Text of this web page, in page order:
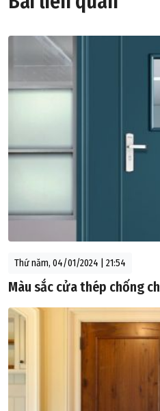
Thứ năm, 04/01/2024 | 21:54
Màu sắc cửa thép chống